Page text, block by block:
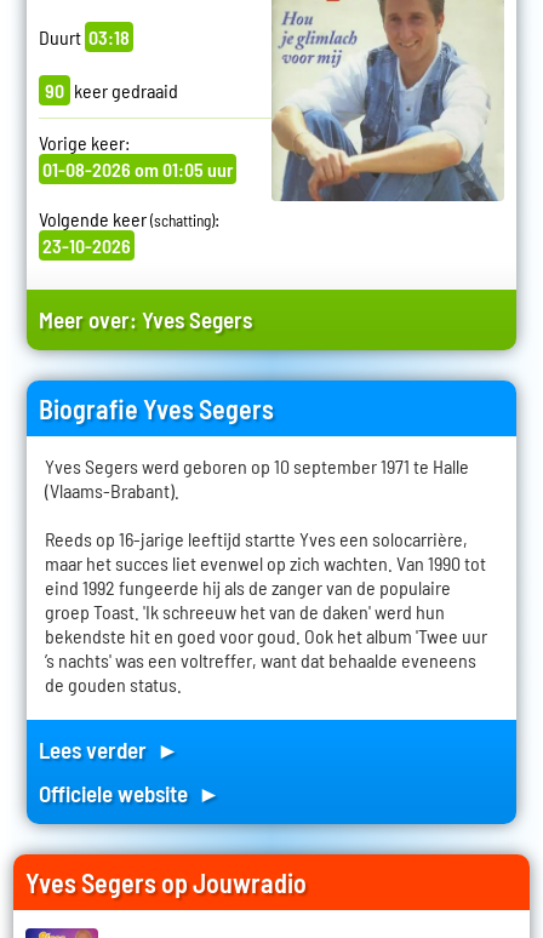
Duurt 03:18
90 keer gedraaid
Vorige keer:
01-08-2026 om 01:05 uur
Volgende keer(schatting):
23-10-2026
Meer over:Yves Segers
Biografie Yves Segers
Yves Segers werd geboren op 10 september 1971 te Halle
(Vlaams-Brabant).
Reeds op 16-jarige leeftijd startte Yves een solocarrière,
maar het succes liet evenwel op zich wachten. Van 1990 tot
eind 1992 fungeerde hij als de zanger van de populaire
groep Toast. 'Ik schreeuw het van de daken' werd hun
bekendste hit en goed voor goud. Ook het album 'Twee uur
’s nachts' was een voltreffer, want dat behaalde eveneens
de gouden status.
Lees verder ►
Officiele website ►
Yves Segers op Jouwradio